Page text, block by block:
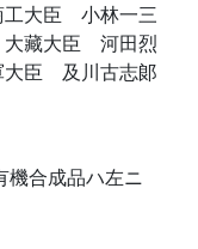
工大臣 小林一三
大藏大臣 河田烈
大臣 及川古志郞
機合成品ハ左ニ